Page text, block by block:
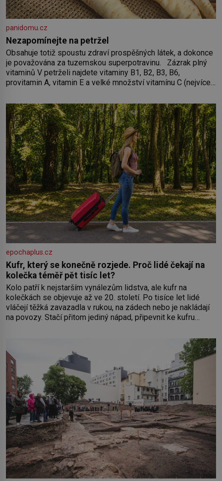
panidomu.cz
Nezapomínejte na petržel
Obsahuje totiž spoustu zdraví prospěšných látek, a dokonce
je považována za tuzemskou superpotravinu. Zázrak plný
vitaminů V petrželi najdete vitaminy B1, B2, B3, B6,
provitamin A, vitamin E a velké množství vitamínu C (nejvíce
také, ale je ho desetkrát méně), a kyselinu listovou. Ale
epochaplus.cz
Kufr, který se konečně rozjede. Proč lidé čekají na
kolečka téměř pět tisíc let?
Kolo patří k nejstarším vynálezům lidstva, ale kufr na
kolečkách se objevuje až ve 20. století. Po tisíce let lidé
vláčejí těžká zavazadla v rukou, na zádech nebo je nakládají
na povozy. Stačí přitom jediný nápad, připevnit ke kufru